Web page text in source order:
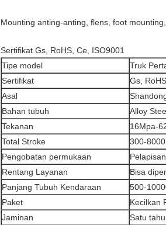
Mounting anting-anting, flens, foot
Sertifikat Gs, RoHS, Ce, ISO9001
Tipe model
Truk
Sertifikat
Gs,
Asal
Bahan tubuh
Alloy
Tekanan
16Mpa-
Total Stroke
300-
Pengobatan permukaan
Rentang Layanan
Bisa
Panjang Tubuh Kendaraan
500-
Paket
Kecilkan
Jaminan
Satu